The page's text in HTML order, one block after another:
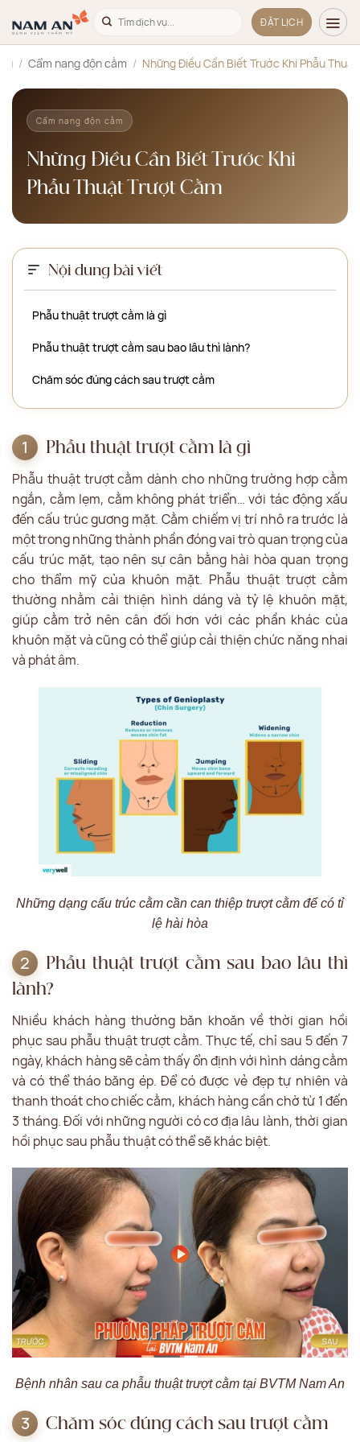
qua
nội
dung
ĐẶT LỊCH
/ Cẩm nang độn cằm / Những Điều Cần Biết Trước Khi Phẫu
Cẩm nang độn cằm
Những Điều Cần Biết Trước Khi
Phẫu Thuật Trượt Cằm
Nội dung bài viết
Phẫu thuật trượt cằm là gì
Phẫu thuật trượt cằm sau bao lâu thì lành?
Chăm sóc đúng cách sau trượt cằm
Phẫu thuật trượt cằm là gì
Phẫu thuật trượt cằm dành cho những trường hợp cằm
ngắn, cằm lẹm, cằm không phát triển… với tác động xấu
đến cấu trúc gương mặt. Cằm chiếm vị trí nhô ra trước là
một trong những thành phần đóng vai trò quan trọng của
cấu trúc mặt, tạo nên sự cân bằng hài hòa quan trọng
cho thẩm mỹ của khuôn mặt. Phẫu thuật trượt cằm
thường nhằm cải thiện hình dáng và tỷ lệ khuôn mặt,
giúp cằm trở nên cân đối hơn với các phần khác của
khuôn mặt và cũng có thể giúp cải thiện chức năng nhai
và phát âm.
Những dạng cấu trúc cằm cần can thiệp trượt cằm để có tỉ
lệ hài hòa
Phẫu thuật trượt cằm sau bao lâu thì
lành?
Nhiều khách hàng thường băn khoăn về thời gian hồi
phục sau phẫu thuật trượt cằm. Thực tế, chỉ sau 5 đến 7
ngày, khách hàng sẽ cảm thấy ổn định với hình dáng cằm
và có thể tháo băng ép. Để có được vẻ đẹp tự nhiên và
thanh thoát cho chiếc cằm, khách hàng cần chờ từ 1 đến
3 tháng. Đối với những người có cơ địa lâu lành, thời gian
hồi phục sau phẫu thuật có thể sẽ khác biệt.
Bệnh nhân sau ca phẫu thuật trượt cằm tại BVTM Nam An
Chăm sóc đúng cách sau trượt cằm